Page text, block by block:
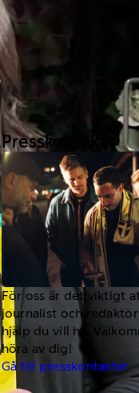
Presskontakt
För oss är det viktigt
journalist och
hjälp du vill ha.
höra av dig!
Gå till presskontakter